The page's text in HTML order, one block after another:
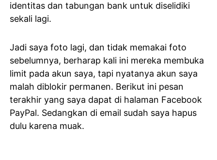
identitas dan tabungan bank untuk diselidiki
sekali lagi.
Jadi saya foto lagi, dan tidak memakai foto
sebelumnya, berharap kali ini mereka membuka
limit pada akun saya, tapi nyatanya akun saya
malah diblokir permanen. Berikut ini pesan
terakhir yang saya dapat di halaman Facebook
PayPal. Sedangkan di email sudah saya hapus
dulu karena muak.